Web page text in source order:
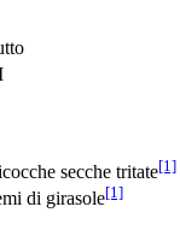
secche tritate[1]
di girasole[1]